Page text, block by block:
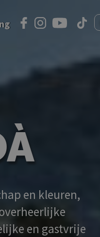
en kleuren,
en gastvrije